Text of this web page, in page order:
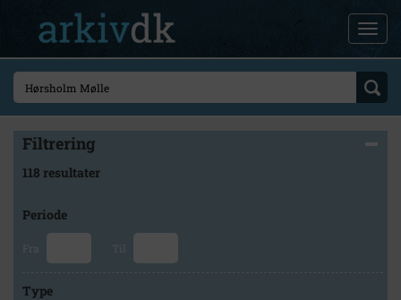
Filtrering
118 resultater
Periode
Fra Til
Type